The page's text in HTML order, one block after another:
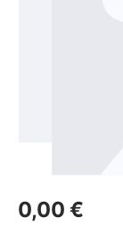
Regulärer Preis:
0,00 €